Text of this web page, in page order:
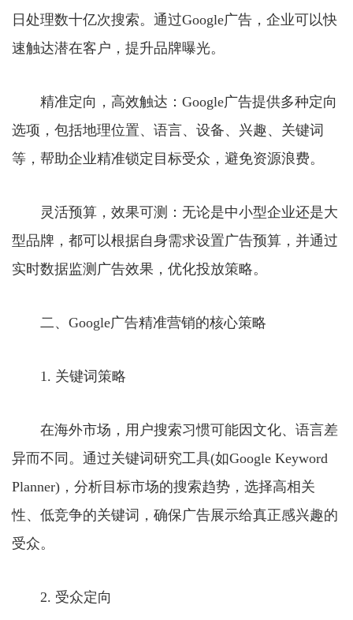
日处理数十亿次搜索。通过Google广告，企业可以快
速触达潜在客户，提升品牌曝光。
精准定向，高效触达：Google广告提供多种定向
选项，包括地理位置、语言、设备、兴趣、关键词
等，帮助企业精准锁定目标受众，避免资源浪费。
灵活预算，效果可测：无论是中小型企业还是大
型品牌，都可以根据自身需求设置广告预算，并通过
实时数据监测广告效果，优化投放策略。
二、Google广告精准营销的核心策略
1. 关键词策略
在海外市场，用户搜索习惯可能因文化、语言差
异而不同。通过关键词研究工具(如Google Keyword
Planner)，分析目标市场的搜索趋势，选择高相关
性、低竞争的关键词，确保广告展示给真正感兴趣的
受众。
2. 受众定向